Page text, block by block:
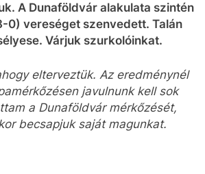
A Dunaföldvár alakulata szintén
0) vereséget szenvedett. Talán
Várjuk szurkolóinkat.
elterveztük. Az eredménynél
javulnunk kell sok
a Dunaföldvár mérkőzését,
becsapjuk saját magunkat.